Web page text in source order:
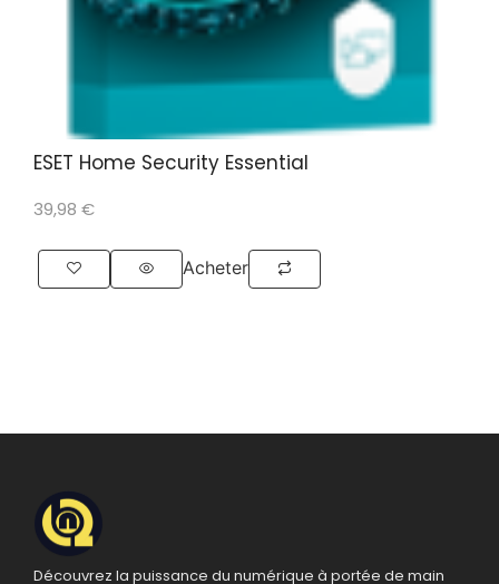
ESET Home Security Essential
39,98 €
Acheter
Découvrez la puissance du numérique à portée de main